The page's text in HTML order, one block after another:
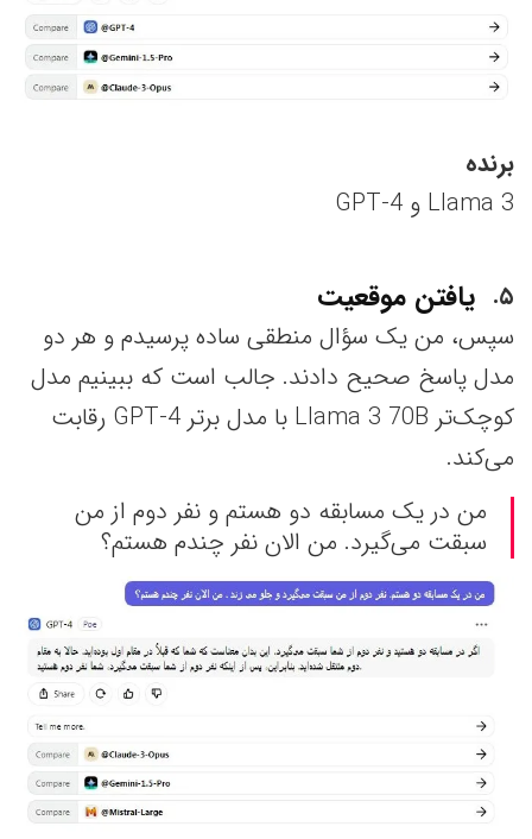
برنده
Llama 3 و GPT-4
۵ یافتن موقعیت
سپس، من یک سؤال منطقی ساده پرسیدم و هر دو
مدل پاسخ صحیح دادند. جالب است که ببینیم مدل
کوچک‌تر Llama 3 70B با مدل برتر GPT-4 رقابت
می‌کند.
من در یک مسابقه دو هستم و نفر دوم از من
سبقت می‌گیرد. من الان نفر چندم هستم؟